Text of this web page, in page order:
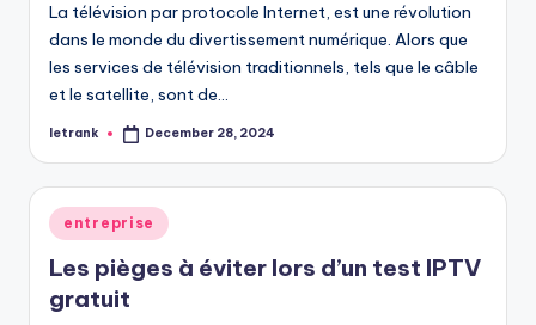
La télévision par protocole Internet, est une révolution
dans le monde du divertissement numérique. Alors que
les services de télévision traditionnels, tels que le câble
et le satellite, sont de…
Posted
letrank December 28, 2024
Posted
in
entreprise
Les pièges à éviter lors d’un test IPTV
gratuit